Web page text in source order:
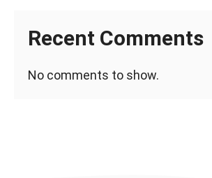
Recent Comments
No comments to show.